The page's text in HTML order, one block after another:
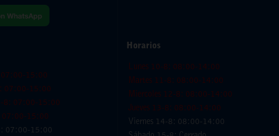
07:00-15:00
07:00-15:00
8: 07:00-15:00
07:00-15:00
07:00-15:00
Horarios
Lunes 10-8: 08:00-14:00
Martes 11-8: 08:00-14:00
Miercoles 12-8: 08:00-14:00
Jueves 13-8: 08:00-14:00
Viernes 14-8: 08:00-14:00